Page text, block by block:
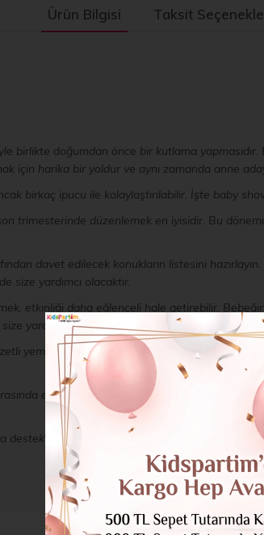
Ürün Bilgisi Taksit
birlikte doğumdan önce bir kutlama
için harika bir yoldur ve aynı zamanda anne
birkaç ipucu ile kolaylaştırılabilir. İşte baby
trimesterinde düzenlemek en iyisidir. Bu
davet edilecek konukların listesini
size yardımcı olacaktır.
etkinliği daha eğlenceli hale getirebilir.
yardımcı olacaktır.
yemekler ve atıştırmalıklar sunmak için harika
etkileşimli oyunlar oynamak oldukça
destek vermek için çok önemlidir. Bu ipuçları ile